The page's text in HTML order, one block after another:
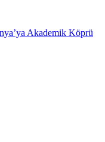
Akademik Köprü